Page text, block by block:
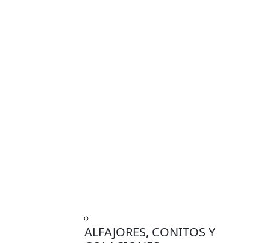
ALFAJORES, CONITOS Y